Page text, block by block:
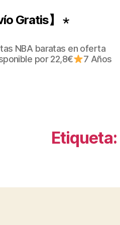
Gratis】 ⋆
NBA baratas en oferta
por 22,8€
7 Años
Etiqueta: